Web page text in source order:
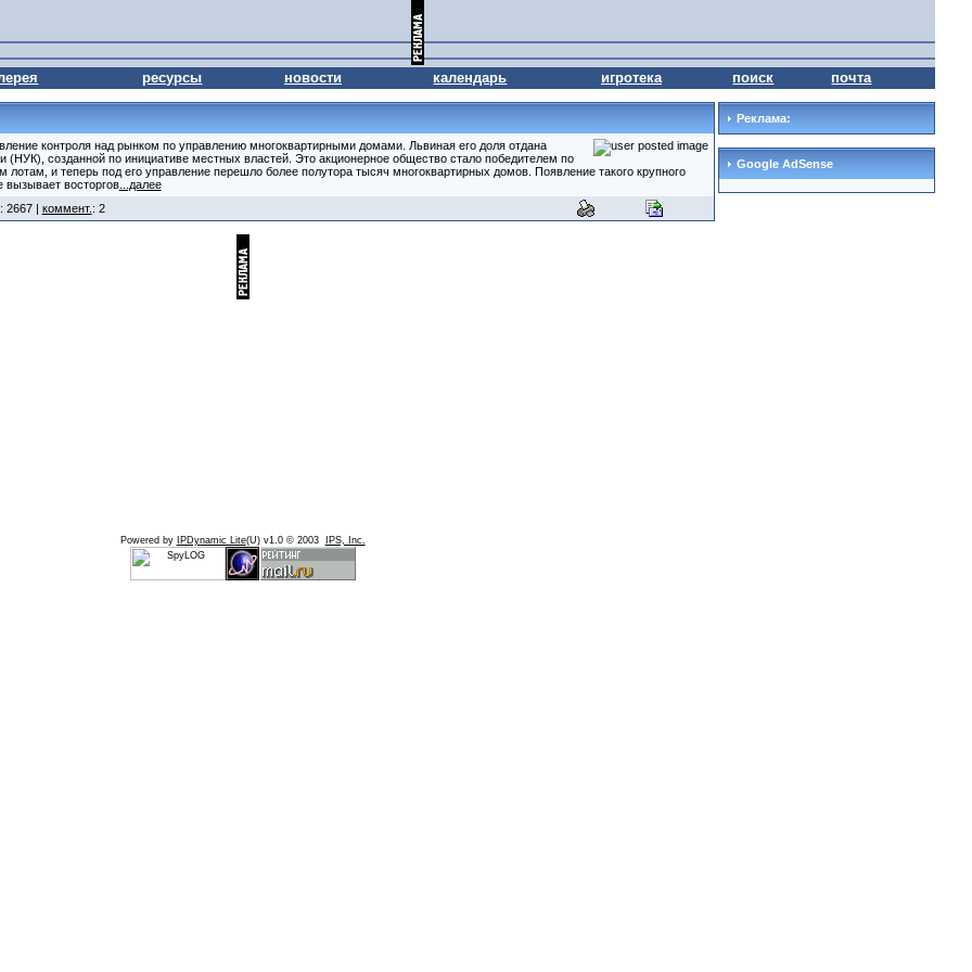
ресурсы новости календарь игротека поиск почта
контроля над рынком по управлению многоквартирными домами. Львиная его доля отдана
созданной по инициативе местных властей. Это акционерное общество стало победителем по
и теперь под его управление перешло более полутора тысяч многоквартирных домов. Появление такого крупного
вызывает восторгов...далее
2667 | коммент. : 2
Реклама:
Google AdSense
Powered by IPDynamic Lite(U) v1.0 © 2003 IPS, Inc.